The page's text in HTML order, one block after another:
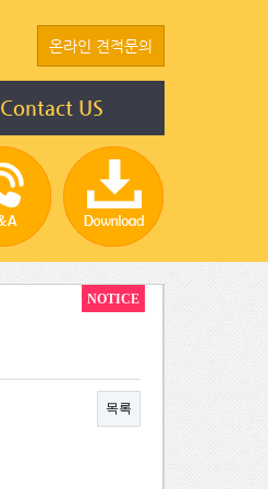
온라인 견적문의
Contact US
NOTICE
목록